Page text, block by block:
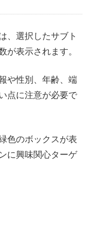
、選択したサブト
表示されます。
や性別、年齢、端
点に注意が必要で
色のボックスが表
に興味関心ターゲ